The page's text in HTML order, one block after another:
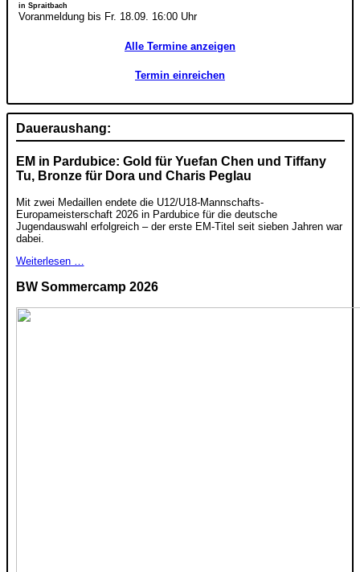
in Spraitbach
Voranmeldung bis Fr. 18.09. 16:00 Uhr
Alle Termine anzeigen
Termin einreichen
Daueraushang:
EM in Pardubice: Gold für Yuefan Chen und Tiffany
Tu, Bronze für Dora und Charis Peglau
Mit zwei Medaillen endete die U12/U18-Mannschafts-
Europameisterschaft 2026 in Pardubice für die deutsche
Jugendauswahl erfolgreich – der erste EM-Titel seit sieben Jahren war
dabei.
Weiterlesen …
BW Sommercamp 2026